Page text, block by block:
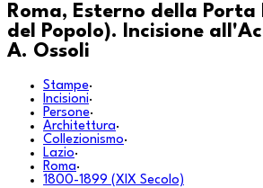
Roma, Esterno della
del Popolo). Incisione
A. Ossoli
Stampe·
Incisioni·
Persone·
Architettura·
Collezionismo·
Lazio·
Roma·
1800-1899 (XIX Secolo)